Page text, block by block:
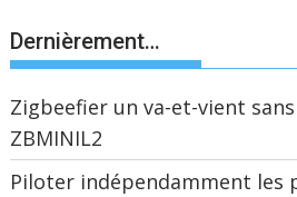
Dernièrement…
Zigbeefier un va-et-vient
ZBMINIL2
Piloter indépendamment les